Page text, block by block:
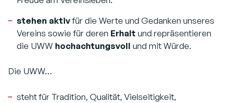
stehen aktivfür die Werte und Gedanken unseres
Vereins sowie für deren Erhalt und repräsentieren
die UWW hochachtungsvoll und mit Würde.
Die UWW…
steht für Tradition, Qualität, Vielseitigkeit,